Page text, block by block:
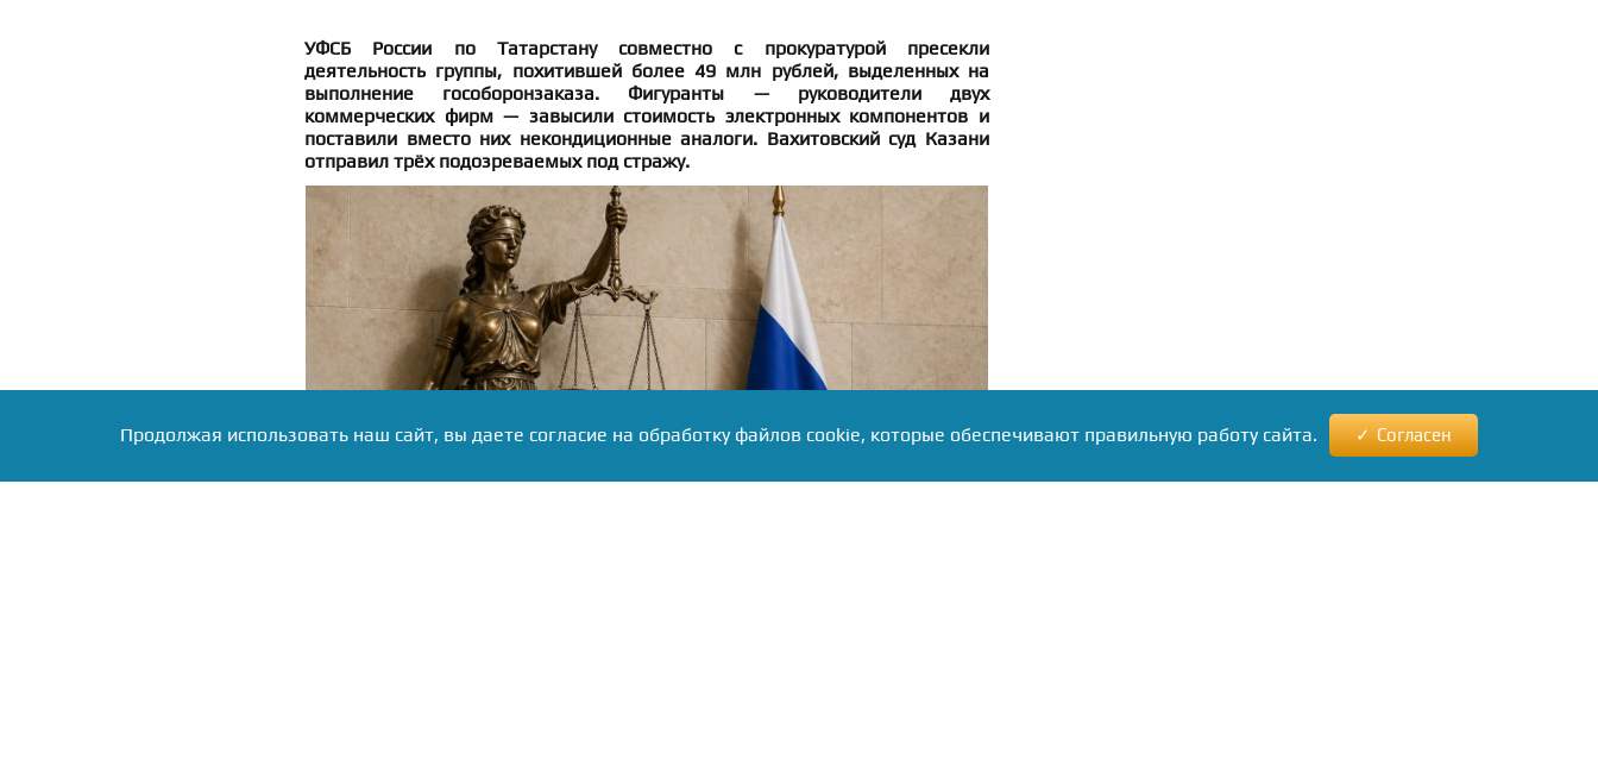
УФСБ России по Татарстану совместно с прокуратурой пресекли
деятельность группы, похитившей более 49 млн рублей, выделенных на
выполнение гособоронзаказа. Фигуранты — руководители двух
коммерческих фирм — завысили стоимость электронных компонентов и
поставили вместо них некондиционные аналоги. Вахитовский суд Казани
отправил трёх подозреваемых под стражу.
Продолжая использовать наш сайт, вы даете согласие на обработку файлов cookie, которые обеспечивают правильную работу сайта. Согласен